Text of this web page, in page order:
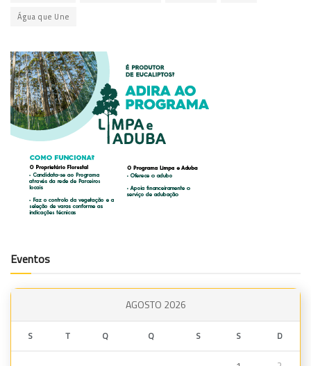
Água que Une
Eventos
AGOSTO 2026
S T Q Q S S D